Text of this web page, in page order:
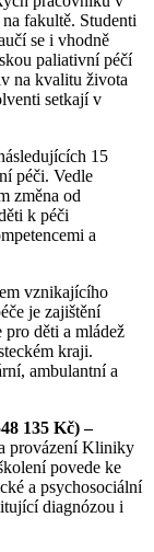
fakultě. Studenti
se i vhodně
paliativní péčí
na kvalitu života
setkají v
15
péči. Vedle
změna od
k péči
a
vznikajícího
je zajištění
pro děti a mládež
kraji.
ambulantní a
135 Kč) –
provázení Kliniky
povede ke
a psychosociální
diagnózou i